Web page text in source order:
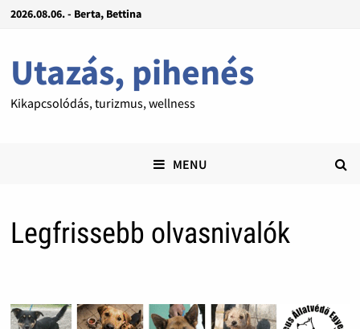
2026.08.06. - Berta, Bettina
Utazás, pihenés
Kikapcsolódás, turizmus, wellness
MENU
Legfrissebb olvasnivalók